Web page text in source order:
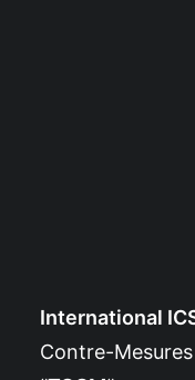
International
Contre-